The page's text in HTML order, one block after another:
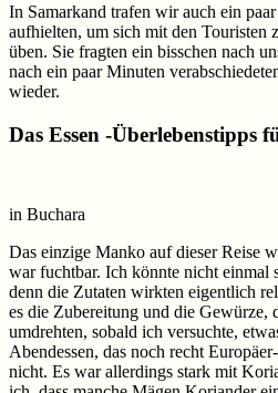
In Samarkand trafen wir auch ein
aufhielten, um sich mit den Touristen
üben. Sie fragten ein bisschen nach
nach ein paar Minuten
wieder.
Das Essen -Überlebenstipps
in Buchara
Das einzige Manko auf dieser Reise
war fuchtbar. Ich könnte nicht einmal
denn die Zutaten wirkten eigentlich
es die Zubereitung und die Gewürze,
umdrehten, sobald ich versuchte,
Abendessen, das noch recht
nicht. Es war allerdings stark mit